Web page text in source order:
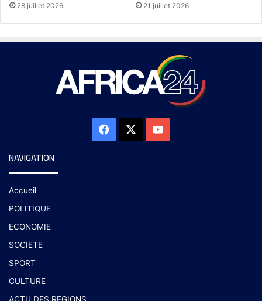
28 juillet 2026 21 juillet 2026
NAVIGATION
Accueil
POLITIQUE
ECONOMIE
SOCIETE
SPORT
CULTURE
ACTU DES REGIONS